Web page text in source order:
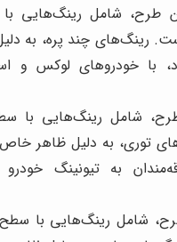
طرح، شامل رینگ‌هایی با
رینگ‌های چند پره، به
با خودروهای لوکس و
شامل رینگ‌هایی با
توری، به دلیل ظاهر
به تیونینگ
شامل رینگ‌هایی با